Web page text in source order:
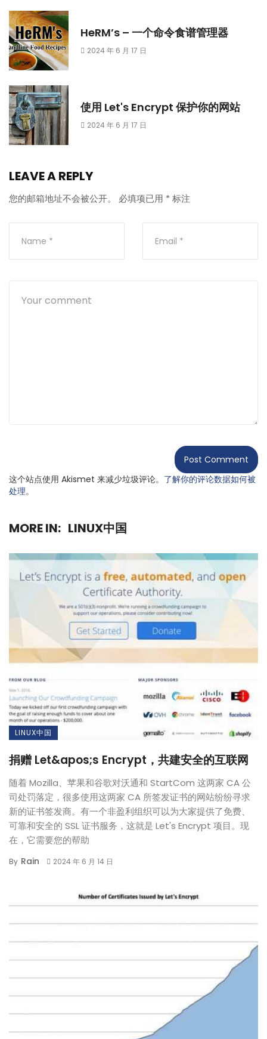
HeRM’s – 一个命令食谱管理器
2024 年 6 月 17 日
使用 Let's Encrypt 保护你的网站
2024 年 6 月 17 日
LEAVE A REPLY
您的邮箱地址不会被公开。 必填项已用 * 标注
这个站点使用 Akismet 来减少垃圾评论。 了解你的评论数据如何被
处理。
MORE IN: LINUX中国
LINUX中国
捐赠 Let&apos;s Encrypt，共建安全的互联网
随着 Mozilla、苹果和谷歌对沃通和 StartCom 这两家 CA 公
司处罚落定，很多使用这两家 CA 所签发证书的网站纷纷寻求
新的证书签发商。有一个非盈利组织可以为大家提供了免费、
可靠和安全的 SSL 证书服务，这就是 Let's Encrypt 项目。现
在，它需要您的帮助
By Rain 2024 年 6 月 14 日